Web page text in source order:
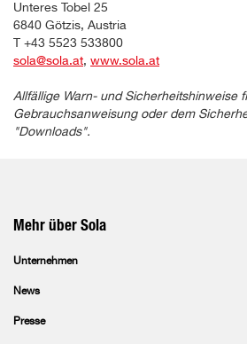
Unteres Tobel 25
6840 Götzis, Austria
T +43 5523 533800
sola@sola.at, www.sola.at
Allfällige Warn- und Sicherheitshinweise
Gebrauchsanweisung oder dem
"Downloads".
Mehr über Sola
Unternehmen
News
Presse